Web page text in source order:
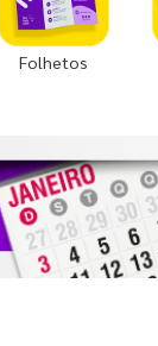
Folhetos